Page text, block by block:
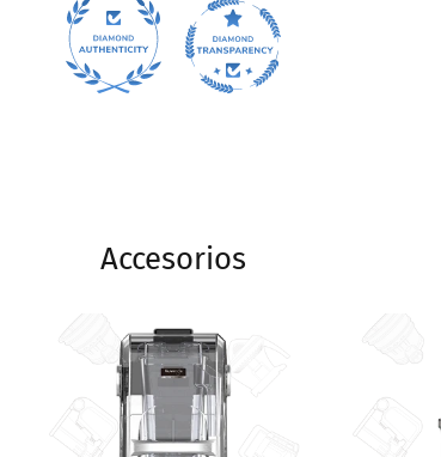
Accesorios